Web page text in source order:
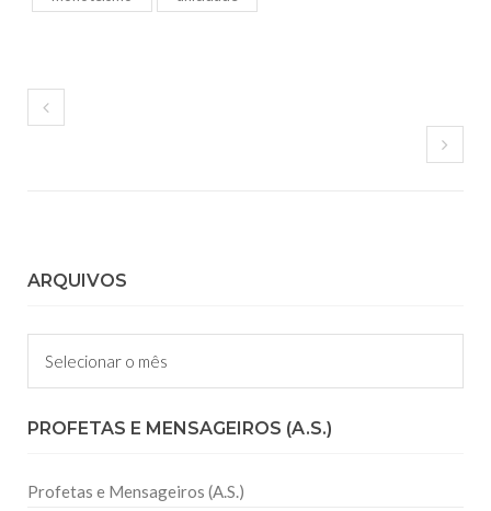
ARQUIVOS
Arquivos
PROFETAS E MENSAGEIROS (A.S.)
Profetas e Mensageiros (A.S.)